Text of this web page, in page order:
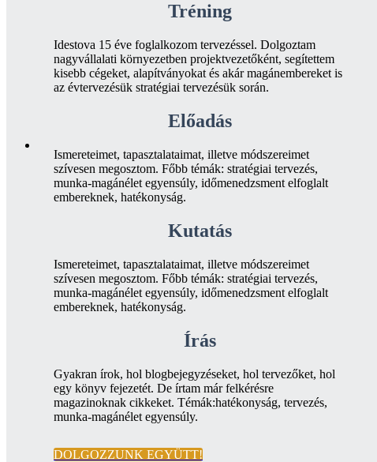
Tréning
Idestova 15 éve foglalkozom tervezéssel. Dolgoztam
nagyvállalati környezetben projektvezetőként, segítettem
kisebb cégeket, alapítványokat és akár magánembereket is
az évtervezésük stratégiai tervezésük során.
Előadás
Ismereteimet, tapasztalataimat, illetve módszereimet
szívesen megosztom. Főbb témák: stratégiai tervezés,
munka-magánélet egyensúly, időmenedzsment elfoglalt
embereknek, hatékonyság.
Kutatás
Ismereteimet, tapasztalataimat, illetve módszereimet
szívesen megosztom. Főbb témák: stratégiai tervezés,
munka-magánélet egyensúly, időmenedzsment elfoglalt
embereknek, hatékonyság.
Írás
Gyakran írok, hol blogbejegyzéseket, hol tervezőket, hol
egy könyv fejezetét. De írtam már felkérésre
magazinoknak cikkeket. Témák:hatékonyság, tervezés,
munka-magánélet egyensúly.
DOLGOZZUNK EGYÜTT!